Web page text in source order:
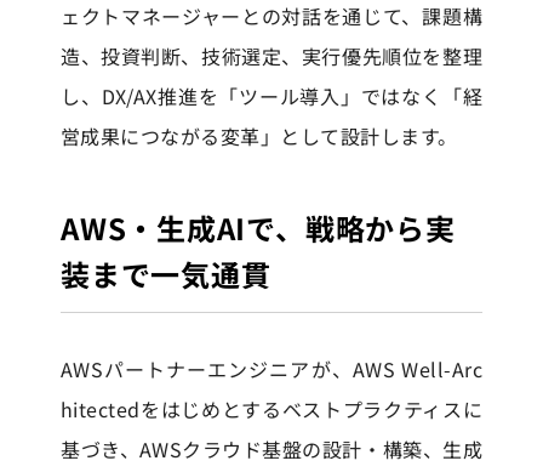
ェクトマネージャーとの対話を通じて、課題構
造、投資判断、技術選定、実行優先順位を整理
し、DX/AX推進を「ツール導入」ではなく「経
営成果につながる変革」として設計します。
AWS・生成AIで、戦略から実
装まで一気通貫
AWSパートナーエンジニアが、AWS Well-Arc
hitectedをはじめとするベストプラクティスに
基づき、AWSクラウド基盤の設計・構築、生成